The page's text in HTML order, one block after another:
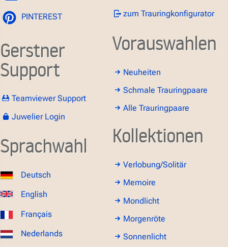
PINTEREST
Gerstner
Support
Teamviewer Support
Juwelier Login
Sprachwahl
Deutsch
English
Français
Nederlands
zum Trauringkonfigurator
Vorauswahlen
Neuheiten
Schmale Trauringpaare
Alle Trauringpaare
Kollektionen
Verlobung/Solitär
Memoire
Mondlicht
Morgenröte
Sonnenlicht